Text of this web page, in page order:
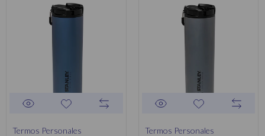
Termos Personales Termos Personales